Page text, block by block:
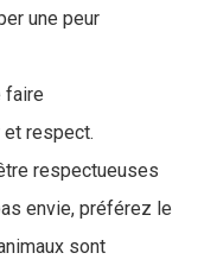
une peur
faire
et respect.
respectueuses
envie, préférez le
sont